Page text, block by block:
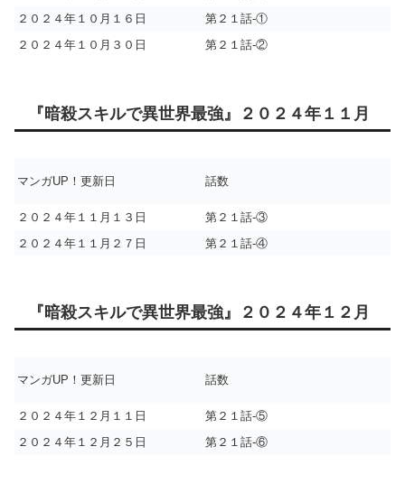
２０２４年１０月１６日
第２１話-①
２０２４年１０月３０日
第２１話-②
『暗殺スキルで異世界最強』２０２４年１１月
マンガUP！更新日 話数
２０２４年１１月１３日
第２１話-③
２０２４年１１月２７日
第２１話-④
『暗殺スキルで異世界最強』２０２４年１２月
マンガUP！更新日 話数
２０２４年１２月１１日
第２１話-⑤
２０２４年１２月２５日
第２１話-⑥